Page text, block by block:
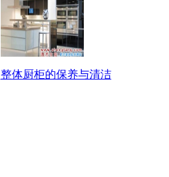
整体厨柜的保养与清洁